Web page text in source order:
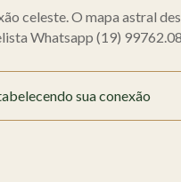
celeste. O mapa astral
Whatsapp (19)
sua conexão